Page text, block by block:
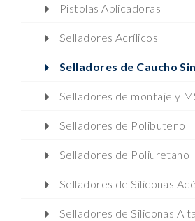
Pistolas Aplicadoras
Selladores Acrílicos
Selladores de Caucho
Selladores de montaje y
Selladores de Polibuteno
Selladores de Poliuretano
Selladores de Siliconas
Selladores de Siliconas